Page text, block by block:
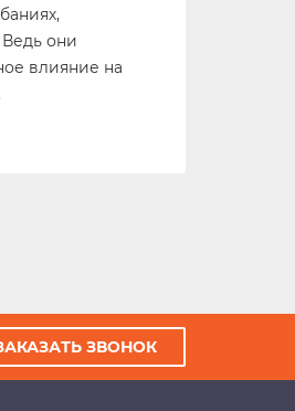
они
влияние на
ЗВОНОК